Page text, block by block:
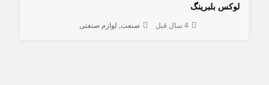
لوکس بلبرینگ
4 سال قبل صنعت لوازم صنعتی